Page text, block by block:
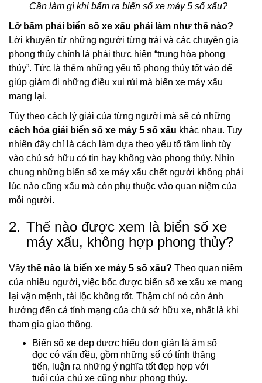
Cần làm gì khi bấm ra biển số xe máy 5 số xấu?
Lỡ bấm phải biển số xe xấu phải làm như thế nào?
Lời khuyên từ những người từng trải và các chuyên gia
phong thủy chính là phải thực hiện “trung hòa phong
thủy”. Tức là thêm những yếu tố phong thủy tốt vào để
giúp giảm đi những điều xui rủi mà biển xe máy xấu
mang lại.
Tùy theo cách lý giải của từng người mà sẽ có những
cách hóa giải biển số xe máy 5 số xấu khác nhau. Tuy
nhiên đây chỉ là cách làm dựa theo yếu tố tâm linh tùy
vào chủ sở hữu có tin hay không vào phong thủy. Nhìn
chung những biển số xe máy xấu chết người không phải
lúc nào cũng xấu mà còn phụ thuộc vào quan niệm của
mỗi người.
2. Thế nào được xem là biển số xe
máy xấu, không hợp phong thủy?
Vậy thế nào là biển xe máy 5 số xấu? Theo quan niệm
của nhiều người, việc bốc được biển số xe xấu xe mang
lại vận mệnh, tài lộc không tốt. Thậm chí nó còn ảnh
hưởng đến cả tính mạng của chủ sở hữu xe, nhất là khi
tham gia giao thông.
Biển số xe đẹp được hiểu đơn giản là âm số
đọc có vấn đều, gồm những số có tính thăng
tiến, luận ra những ý nghĩa tốt đẹp hợp với
tuổi của chủ xe cũng như phong thủy.